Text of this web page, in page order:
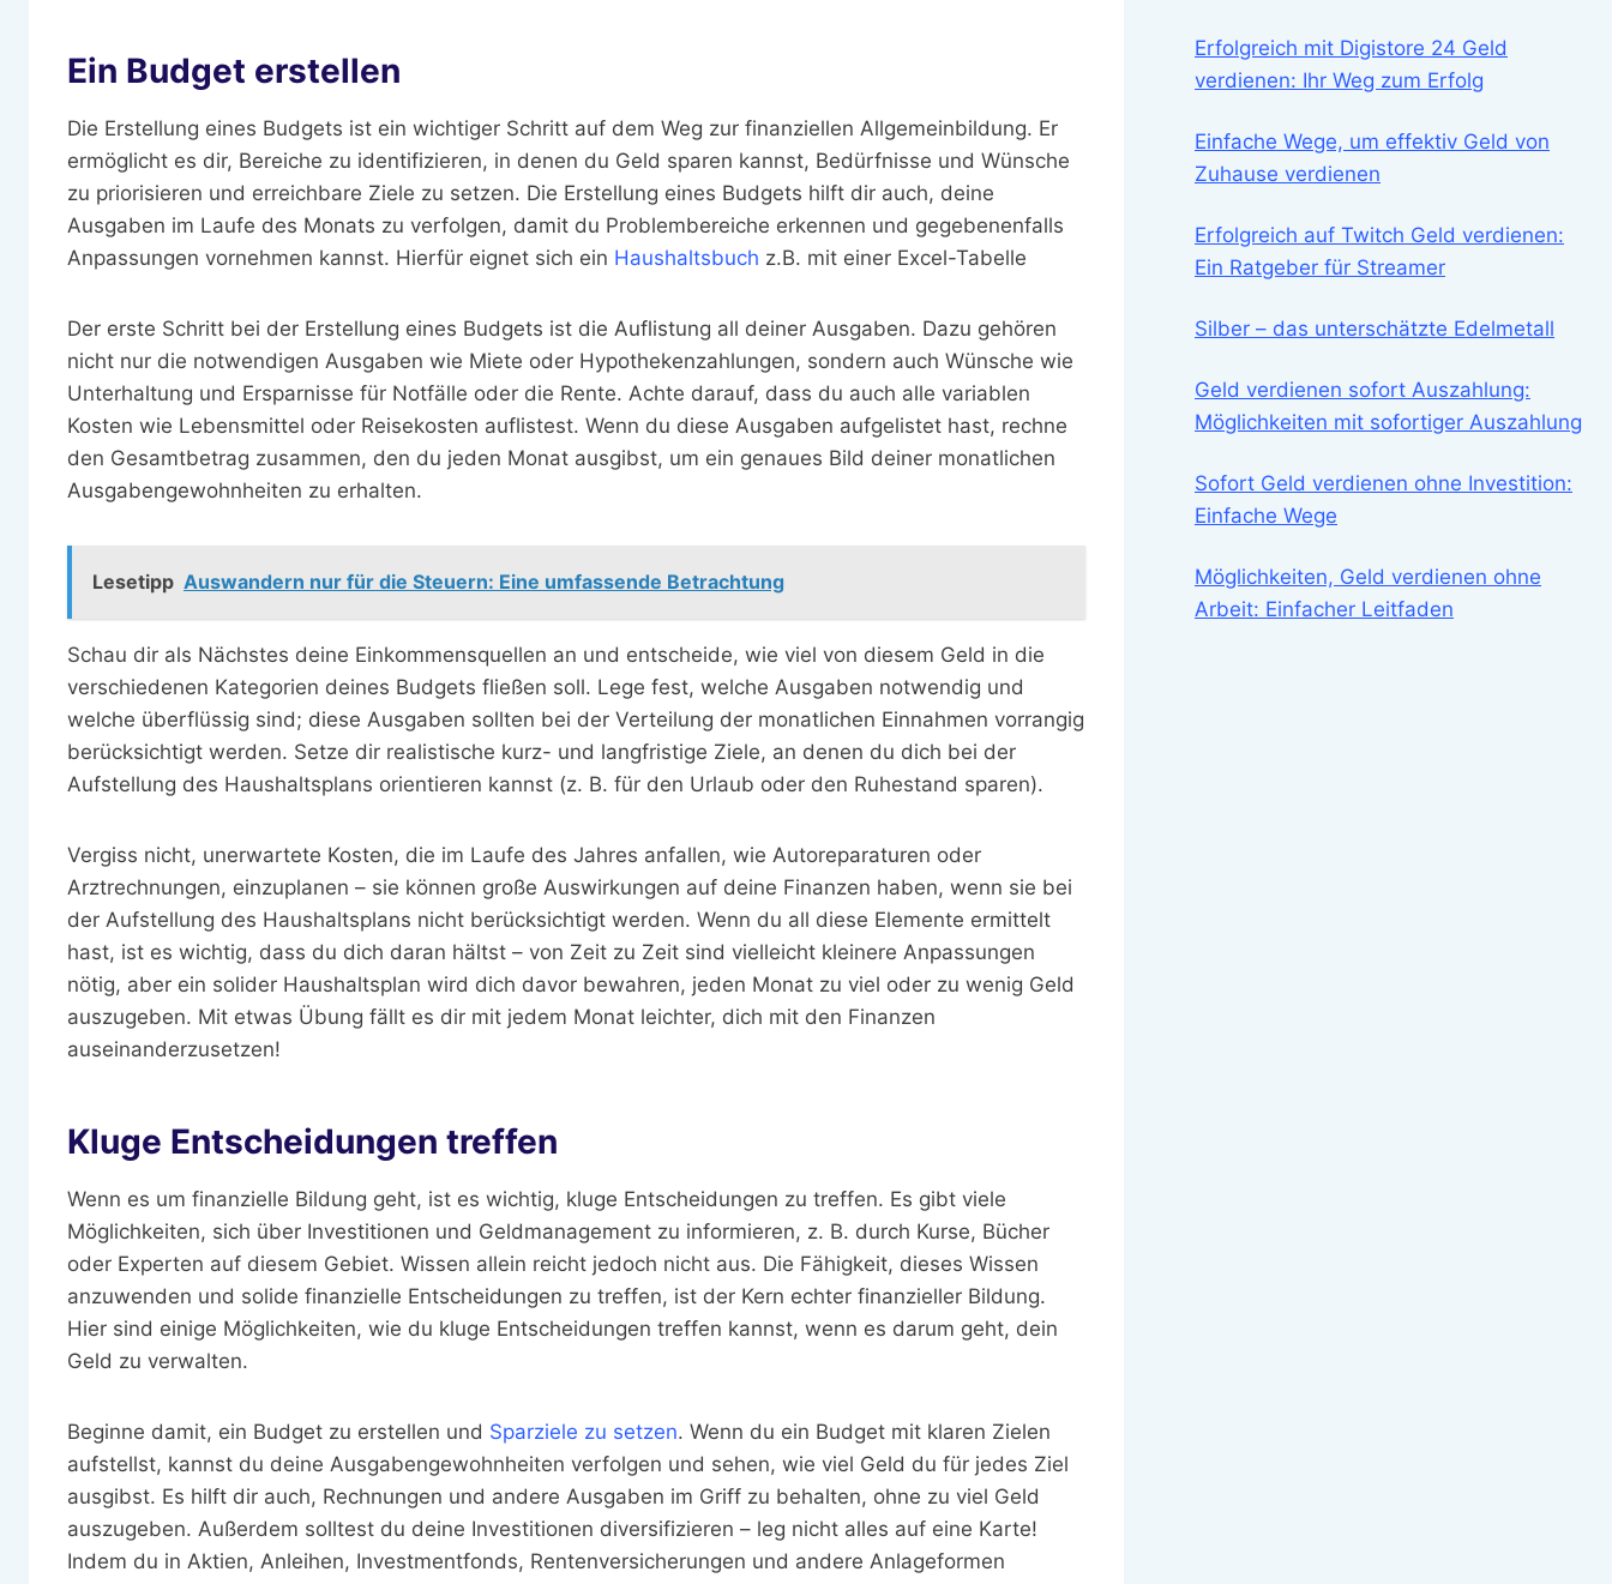
Ein Budget erstellen
Die Erstellung eines Budgets ist ein wichtiger Schritt auf dem Weg zur finanziellen Allgemeinbildung. Er
ermöglicht es dir, Bereiche zu identifizieren, in denen du Geld sparen kannst, Bedürfnisse und Wünsche
zu priorisieren und erreichbare Ziele zu setzen. Die Erstellung eines Budgets hilft dir auch, deine
Ausgaben im Laufe des Monats zu verfolgen, damit du Problembereiche erkennen und gegebenenfalls
Anpassungen vornehmen kannst. Hierfür eignet sich ein Haushaltsbuch z.B. mit einer Excel-Tabelle
Der erste Schritt bei der Erstellung eines Budgets ist die Auflistung all deiner Ausgaben. Dazu gehören
nicht nur die notwendigen Ausgaben wie Miete oder Hypothekenzahlungen, sondern auch Wünsche wie
Unterhaltung und Ersparnisse für Notfälle oder die Rente. Achte darauf, dass du auch alle variablen
Kosten wie Lebensmittel oder Reisekosten auflistest. Wenn du diese Ausgaben aufgelistet hast, rechne
den Gesamtbetrag zusammen, den du jeden Monat ausgibst, um ein genaues Bild deiner monatlichen
Ausgabengewohnheiten zu erhalten.
Lesetipp Auswandern nur für die Steuern: Eine umfassende Betrachtung
Schau dir als Nächstes deine Einkommensquellen an und entscheide, wie viel von diesem Geld in die
verschiedenen Kategorien deines Budgets fließen soll. Lege fest, welche Ausgaben notwendig und
welche überflüssig sind; diese Ausgaben sollten bei der Verteilung der monatlichen Einnahmen vorrangig
berücksichtigt werden. Setze dir realistische kurz- und langfristige Ziele, an denen du dich bei der
Aufstellung des Haushaltsplans orientieren kannst (z. B. für den Urlaub oder den Ruhestand sparen).
Vergiss nicht, unerwartete Kosten, die im Laufe des Jahres anfallen, wie Autoreparaturen oder
Arztrechnungen, einzuplanen – sie können große Auswirkungen auf deine Finanzen haben, wenn sie bei
der Aufstellung des Haushaltsplans nicht berücksichtigt werden. Wenn du all diese Elemente ermittelt
hast, ist es wichtig, dass du dich daran hältst – von Zeit zu Zeit sind vielleicht kleinere Anpassungen
nötig, aber ein solider Haushaltsplan wird dich davor bewahren, jeden Monat zu viel oder zu wenig Geld
auszugeben. Mit etwas Übung fällt es dir mit jedem Monat leichter, dich mit den Finanzen
auseinanderzusetzen!
Kluge Entscheidungen treffen
Wenn es um finanzielle Bildung geht, ist es wichtig, kluge Entscheidungen zu treffen. Es gibt viele
Möglichkeiten, sich über Investitionen und Geldmanagement zu informieren, z. B. durch Kurse, Bücher
oder Experten auf diesem Gebiet. Wissen allein reicht jedoch nicht aus. Die Fähigkeit, dieses Wissen
anzuwenden und solide finanzielle Entscheidungen zu treffen, ist der Kern echter finanzieller Bildung.
Hier sind einige Möglichkeiten, wie du kluge Entscheidungen treffen kannst, wenn es darum geht, dein
Geld zu verwalten.
Beginne damit, ein Budget zu erstellen und Sparziele zu setzen. Wenn du ein Budget mit klaren Zielen
aufstellst, kannst du deine Ausgabengewohnheiten verfolgen und sehen, wie viel Geld du für jedes Ziel
ausgibst. Es hilft dir auch, Rechnungen und andere Ausgaben im Griff zu behalten, ohne zu viel Geld
auszugeben. Außerdem solltest du deine Investitionen diversifizieren – leg nicht alles auf eine Karte!
Indem du in Aktien, Anleihen, Investmentfonds, Rentenversicherungen und andere Anlageformen
Erfolgreich mit Digistore 24 Geld
verdienen: Ihr Weg zum Erfolg
Einfache Wege, um effektiv Geld von
Zuhause verdienen
Erfolgreich auf Twitch Geld verdienen:
Ein Ratgeber für Streamer
Silber – das unterschätzte Edelmetall
Geld verdienen sofort Auszahlung:
Möglichkeiten mit sofortiger Auszahlung
Sofort Geld verdienen ohne Investition:
Einfache Wege
Möglichkeiten, Geld verdienen ohne
Arbeit: Einfacher Leitfaden